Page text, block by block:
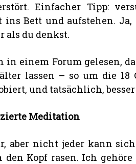
Einfacher Tipp:
ins Bett und aufstehen.
als du denkst.
in einem Forum gelesen,
lassen – so um die 18
und tatsächlich,
Meditation
aber nicht jeder kann
den Kopf rasen. Ich